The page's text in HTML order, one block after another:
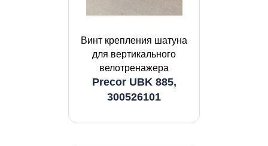
Винт крепления шатуна
для вертикального
велотренажера
Precor UBK 885,
300526101